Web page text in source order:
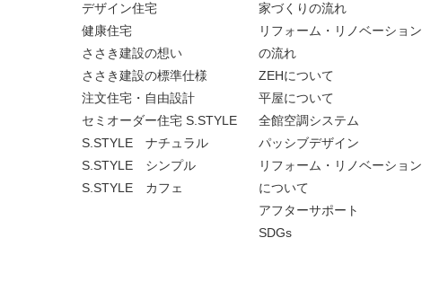
デザイン住宅
健康住宅
ささき建設の想い
ささき建設の標準仕様
注文住宅・自由設計
セミオーダー住宅 S.STYLE
S.STYLE ナチュラル
S.STYLE シンプル
S.STYLE カフェ
家づくりの流れ
リフォーム・リノベーション
の流れ
ZEHについて
平屋について
全館空調システム
パッシブデザイン
リフォーム・リノベーション
について
アフターサポート
SDGs